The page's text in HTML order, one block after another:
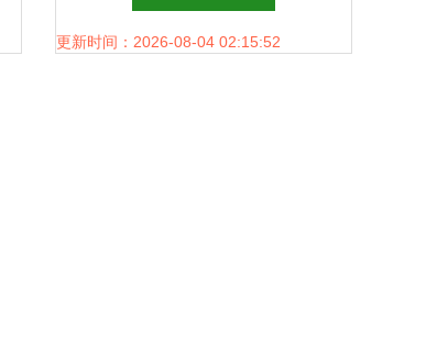
更新时间：2026-08-04 02:15:52